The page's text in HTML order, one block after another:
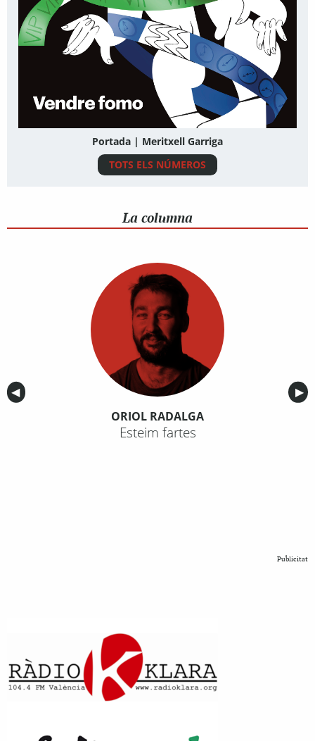
Portada | Meritxell Garriga
TOTS ELS NÚMEROS
La columna
Anterior
◀︎ ▶︎
ORIOL RADALGA
Esteim fartes
Publicitat